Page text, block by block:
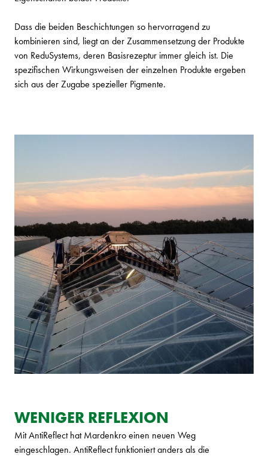
Dass die beiden Beschichtungen so hervorragend zu
kombinieren sind, liegt an der Zusammensetzung der Produkte
von ReduSystems, deren Basisrezeptur immer gleich ist. Die
spezifischen Wirkungsweisen der einzelnen Produkte ergeben
sich aus der Zugabe spezieller Pigmente.
WENIGER REFLEXION
Mit AntiReflect hat Mardenkro einen neuen Weg
eingeschlagen. AntiReflect funktioniert anders als die